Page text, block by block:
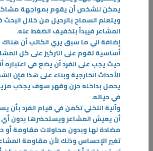
توقف عن إرضاء الآخرين
يعتبر المؤلف باتريك كينغ من أشهر الكتّاب
التواصل في أمريكا ، ولقد صدر له عدة كتب في
يمكن للشخص أن يقوم بمواجهة
ويتعلم السماح بالرحيل من خلال
المشاعر فيبدأ بتخفيف الضغط عنه.
إضافة الي ما سبق يري الكاتب أن هناك
أساسية تقوم على التركيز على كل
حيث يجب على الفرد أن يضع في اعتباره
الأحداث الخارجية وبناء على هذا فإن
يحمل بداخله حزن وقهر سوف يجذب
في حياته.
وآلية التخلي تكمن في قيام الفرد بأن
أن يعيش المشاعر ويستحضرها بدون
مضادة لها وبدون محاولات مقاومة أو
تغير الإحساس وذلك لأن مقاومة